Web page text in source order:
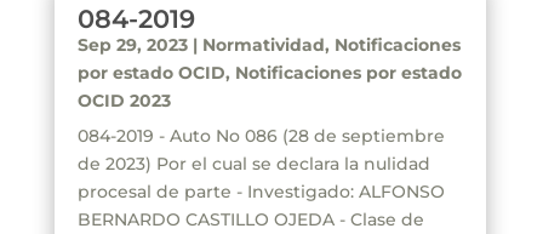
084-2019
Sep 29, 2023| Normatividad, Notificaciones
por estado OCID, Notificaciones por estado
OCID 2023
084-2019 - Auto No 086 (28 de septiembre
de 2023) Por el cual se declara la nulidad
procesal de parte - Investigado: ALFONSO
BERNARDO CASTILLO OJEDA - Clase de